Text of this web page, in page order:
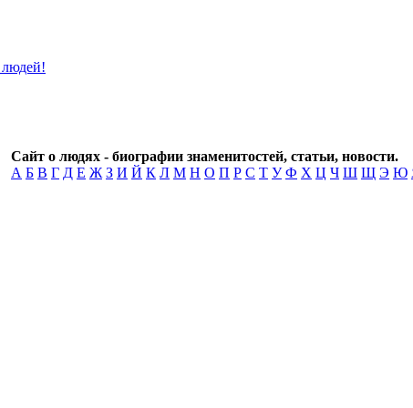
Сайт о людях - биографии знаменитостей, статьи, новости.
А Б В Г Д Е Ж З И Й К Л М Н О П Р С Т У Ф Х Ц Ч Ш Щ Э Ю